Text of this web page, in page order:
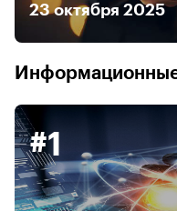
23 октября 2025
#1